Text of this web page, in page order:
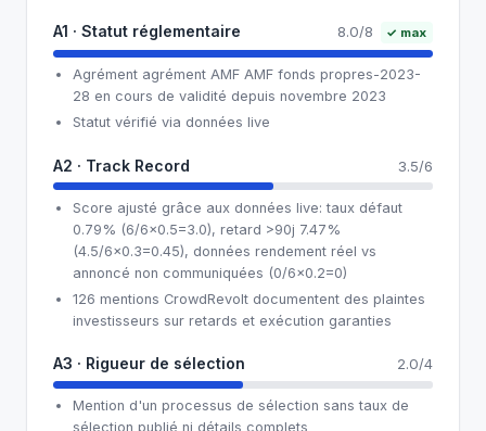
A1 · Statut réglementaire 8.0/8 ✓ max
Agrément agrément AMF AMF fonds propres-2023-
28 en cours de validité depuis novembre 2023
Statut vérifié via données live
A2 · Track Record 3.5/6
Score ajusté grâce aux données live: taux défaut
0.79% (6/6×0.5=3.0), retard >90j 7.47%
(4.5/6×0.3=0.45), données rendement réel vs
annoncé non communiquées (0/6×0.2=0)
126 mentions CrowdRevolt documentent des plaintes
investisseurs sur retards et exécution garanties
A3 · Rigueur de sélection 2.0/4
Mention d'un processus de sélection sans taux de
sélection publié ni détails complets